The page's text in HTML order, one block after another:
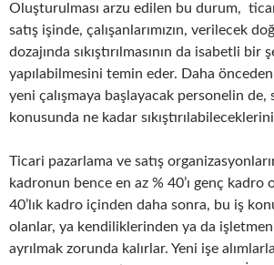
Oluşturulması arzu edilen bu durum,
satış işinde, çalışanlarımızın, verilecek
dozajında sıkıştırılmasının da isabetli bir
yapılabilmesini temin eder. Daha
yeni çalışmaya başlayacak personelin de,
konusunda ne kadar
Ticari pazarlama ve satış
kadronun bence en az % 40’ı genç kadro
40’lık kadro içinden daha sonra, bu iş
olanlar, ya kendiliklerinden ya da
ayrılmak zorunda kalırlar. Yeni işe